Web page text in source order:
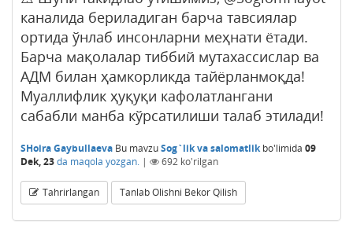
каналида бериладиган барча тавсиялар
ортида ўнлаб инсонларни меҳнати ётади.
Барча мақолалар тиббий мутахассислар ва
АДМ билан ҳамкорликда тайёрланмоқда!
Муаллифлик ҳуқуқи кафолатлангани
сабабли манба кўрсатилиши талаб этилади!
SHoira Gaybullaeva Bu mavzuSog`lik va salomatlikbo'limida 09
Dek, 23da maqola yozgan. | 692 ko'rilgan
Tahrirlangan Tanlab Olishni Bekor Qilish